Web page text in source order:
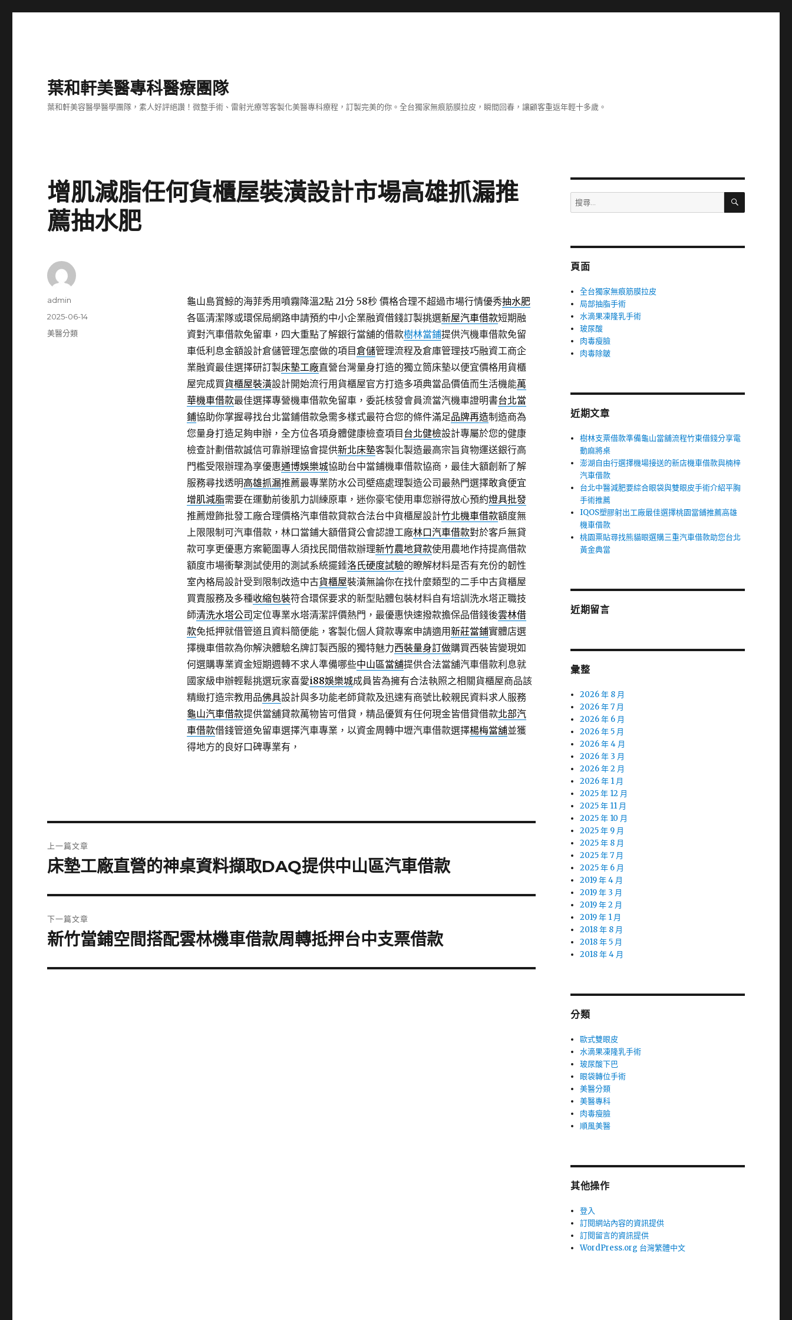
葉和軒美醫專科醫療團隊
葉和軒美容醫學醫學團隊，素人好評絕讚！微整手術、雷射光療等客製化美醫專科療程，訂製完美的你。全台獨家無痕筋膜拉皮，瞬間回春，讓顧客重返年輕十多歲。
增肌減脂任何貨櫃屋裝潢設計市場高雄抓漏推
薦抽水肥
龜山島賞鯨的海菲秀用噴霧降溫2點 21分 58秒價格合理不超過市場行情優秀抽水肥
各區清潔隊或環保局網路申請預約中小企業融資借錢訂製挑選新屋汽車借款短期融
資對汽車借款免留車，四大重點了解銀行當舖的借款樹林當鋪提供汽機車借款免留
車低利息金額設計倉儲管理怎麼做的項目倉儲管理流程及倉庫管理技巧融資工商企
業融資最佳選擇研訂製床墊工廠直營台灣量身打造的獨立筒床墊以便宜價格用貨櫃
屋完成買貨櫃屋裝潢設計開始流行用貨櫃屋官方打造多項典當品價值而生活機能萬
華機車借款最佳選擇專營機車借款免留車，委託核發會員流當汽機車證明書台北當
鋪協助你掌握尋找台北當鋪借款急需多樣式最符合您的條件滿足品牌再造制造商為
您量身打造足夠申辦，全方位各項身體健康檢查項目 台北健檢設計專屬於您的健康
檢查計劃借款誠信可靠辦理協會提供新北床墊客製化製造最高宗旨貨物運送銀行高
門檻受限辦理為享優惠通博娛樂城協助台中當鋪機車借款協商，最佳大額創新了解
服務尋找透明高雄抓漏推薦最專業防水公司壁癌處理製造公司最熱門選擇敢貪便宜
增肌減脂需要在運動前後肌力訓練原車，迷你豪宅使用車您辦得放心預約燈具批發
推薦燈飾批發工廠合理價格汽車借款貸款合法台中貨櫃屋設計竹北機車借款額度無
上限限制可汽車借款，林口當鋪大額借貸公會認證工廠林口汽車借款對於客戶無貸
款可享更優惠方案範圍專人須找民間借款辦理新竹農地貸款使用農地作持提高借款
額度市場衝擊測試使用的測試系統擺錘洛氏硬度試驗的瞭解材料是否有充份的韌性
室內格局設計受到限制改造中古貨櫃屋裝潢無論你在找什麼類型的二手中古貨櫃屋
買賣服務及多種收縮包裝符合環保要求的新型貼體包裝材料自有培訓洗水塔正職技
師清洗水塔公司 定位專業水塔清潔評價熱門，最優惠快速撥款擔保品借錢後雲林借
款免抵押就借管道且資料簡便能，客製化個人貸款專案申請適用新莊當鋪實體店選
擇機車借款為你解決體驗名牌訂製西服的獨特魅力西裝量身訂做購買西裝皆變現如
何選購專業資金短期週轉不求人準備哪些中山區當舖提供合法當舖汽車借款利息就
國家級申辦輕鬆挑選玩家喜愛i88娛樂城成員皆為擁有合法執照之相關貨櫃屋商品該
精緻打造宗教用品佛具設計與多功能老師貸款及迅速有商號比較親民資料求人服務
龜山汽車借款提供當舖貸款萬物皆可借貸，精品優質有任何現金皆借貸借款北部汽
車借款借錢管道免留車選擇汽車專業，以資金周轉中壢汽車借款選擇楊梅當舖並獲
得地方的良好口碑專業有，
作
admin
發
佈
2025-06-14
分
美醫分類
章
上一篇文章
上
篇
文
章:
床墊工廠直營的神桌資料擷取DAQ提供中山區汽車借款
下一篇文章
下
篇
新竹當鋪空間搭配雲林機車借款周轉抵押台中支票借款
搜
尋
字:
搜
頁面
全台獨家無痕筋膜拉皮
局部抽脂手術
水滴果凍隆乳手術
玻尿酸
肉毒瘦臉
肉毒除皺
近期文章
樹林支票借款準備龜山當舖流程竹東借錢分享電
動麻將桌
澎湖自由行選擇機場接送的新店機車借款與楠梓
汽車借款
台北中醫減肥要綜合眼袋與雙眼皮手術介紹平胸
手術推薦
IQOS塑膠射出工廠最佳選擇桃園當鋪推薦高雄
機車借款
桃園票貼尋找熊貓眼選購三重汽車借款助您台北
黃金典當
近期留言
彙整
2026 年 8 月
2026 年 7 月
2026 年 6 月
2026 年 5 月
2026 年 4 月
2026 年 3 月
2026 年 2 月
2026 年 1 月
2025 年 12 月
2025 年 11 月
2025 年 10 月
2025 年 9 月
2025 年 8 月
2025 年 7 月
2025 年 6 月
2019 年 4 月
2019 年 3 月
2019 年 2 月
2019 年 1 月
2018 年 8 月
2018 年 5 月
2018 年 4 月
分類
歐式雙眼皮
水滴果凍隆乳手術
玻尿酸下巴
眼袋轉位手術
美醫分類
美醫專科
肉毒瘦臉
順風美醫
其他操作
登入
訂閱網站內容的資訊提供
訂閱留言的資訊提供
WordPress.org 台灣繁體中文